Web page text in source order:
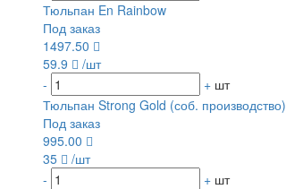
Тюльпан En Rainbow
Под заказ
1497.50
59.9
/шт
-
+ шт
Тюльпан Strong Gold (соб. производство)
Под заказ
995.00
35
/шт
-
+ шт